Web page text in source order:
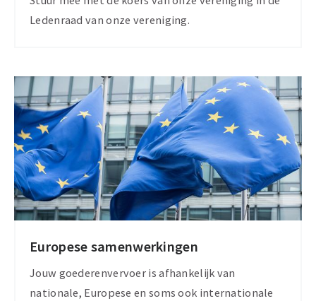
Ledenraad van onze vereniging.
Europese samenwerkingen
Jouw goederenvervoer is afhankelijk van
nationale, Europese en soms ook internationale
Europese
partners